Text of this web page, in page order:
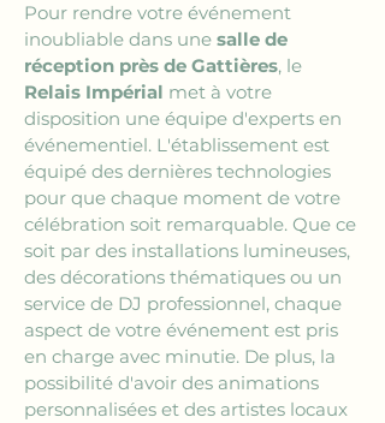
Pour rendre votre événement
inoubliable dans une salle de
réception près de Gattières, le
Relais Impérial met à votre
disposition une équipe d'experts en
événementiel. L'établissement est
équipé des dernières technologies
pour que chaque moment de votre
célébration soit remarquable. Que ce
soit par des installations lumineuses,
des décorations thématiques ou un
service de DJ professionnel, chaque
aspect de votre événement est pris
en charge avec minutie. De plus, la
possibilité d'avoir des animations
personnalisées et des artistes locaux